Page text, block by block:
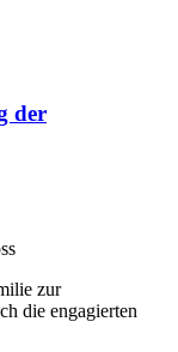
der
zur
die engagierten